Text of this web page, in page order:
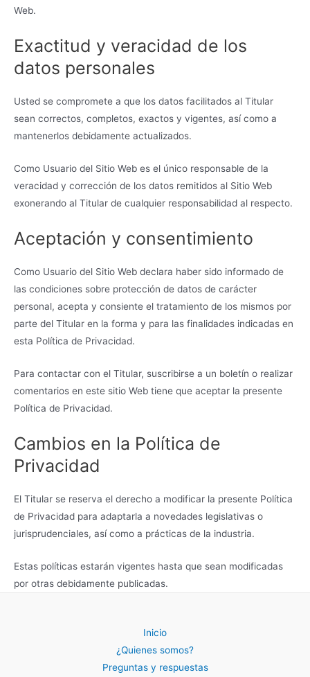
Web.
Exactitud y veracidad de los
datos personales
Usted se compromete a que los datos facilitados al Titular
sean correctos, completos, exactos y vigentes, así como a
mantenerlos debidamente actualizados.
Como Usuario del Sitio Web es el único responsable de la
veracidad y corrección de los datos remitidos al Sitio Web
exonerando al Titular de cualquier responsabilidad al respecto.
Aceptación y consentimiento
Como Usuario del Sitio Web declara haber sido informado de
las condiciones sobre protección de datos de carácter
personal, acepta y consiente el tratamiento de los mismos por
parte del Titular en la forma y para las finalidades indicadas en
esta Política de Privacidad.
Para contactar con el Titular, suscribirse a un boletín o realizar
comentarios en este sitio Web tiene que aceptar la presente
Política de Privacidad.
Cambios en la Política de
Privacidad
El Titular se reserva el derecho a modificar la presente Política
de Privacidad para adaptarla a novedades legislativas o
jurisprudenciales, así como a prácticas de la industria.
Estas políticas estarán vigentes hasta que sean modificadas
por otras debidamente publicadas.
Inicio
¿Quienes somos?
Preguntas y respuestas